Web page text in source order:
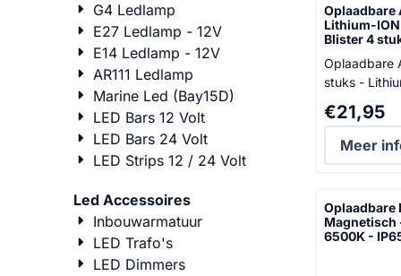
G4 Ledlamp
E27 Ledlamp - 12V
E14 Ledlamp - 12V
AR111 Ledlamp
Marine Led (Bay15D)
LED Bars 12 Volt
LED Bars 24 Volt
LED Strips 12 / 24 Volt
Led Accessoires
Inbouwarmatuur
LED Trafo's
LED Dimmers
dankzij zijn
motorkap,
krappe
klussen
essentieel i...
Oplaadbare
Lithium-
Blister 4
Oplaadbare
stuks - Lithium-ION - USB-C
u hier ziet
vervanger
kent dit type
Prijs: 21,95
€21,95
Meer
Oplaadbare
Magnetisch
6500K -